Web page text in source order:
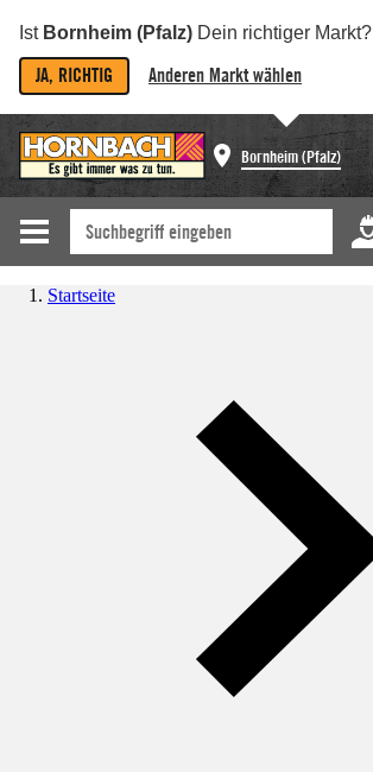
Ist Bornheim (Pfalz) Dein richtiger Markt?
JA, RICHTIG Anderen Markt wählen
Bornheim (Pfalz)
Startseite